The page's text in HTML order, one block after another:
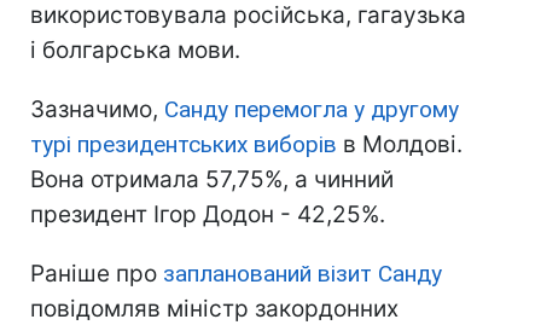
використовувала російська, гагаузька
і болгарська мови.
Зазначимо, Санду перемогла у другому
турі президентських виборів в Молдові.
Вона отримала 57,75%, а чинний
президент Ігор Додон - 42,25%.
Раніше про запланований візит Санду
повідомляв міністр закордонних